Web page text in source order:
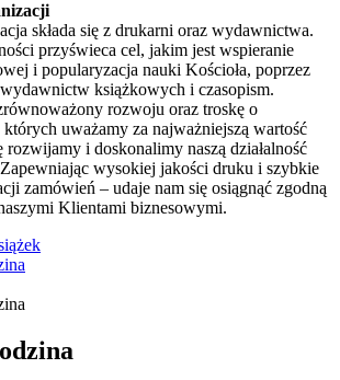
składa się z drukarni oraz wydawnictwa.
przyświeca cel, jakim jest wspieranie
i popularyzacja nauki Kościoła, poprzez
książkowych i czasopism.
rozwoju oraz troskę o
uważamy za najważniejszą wartość
rozwijamy i doskonalimy naszą działalność
wysokiej jakości druku i szybkie
zamówień – udaje nam się osiągnąć zgodną
Klientami biznesowymi.